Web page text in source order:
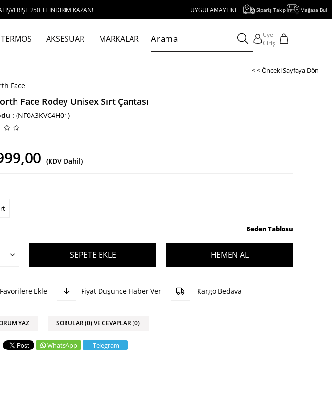
TL İNDİRİM KAZAN! UYGULAMAYI İNDİR, 1000 TL VE ÜZERİ ALIŞVERİŞE 250 TL
Sipariş Takip Mağaza Bul
TERMOS AKSESUAR MARKALAR
Üye
Girişi
< < Önceki Sayfaya Dön
Face
Face Rodey Unisex Sırt Çantası
(NF0A3KVC4H01)
(KDV Dahil)
Beden Tablosu
Favorilere Ekle Fiyat Düşünce Haber Ver Kargo Bedava
YAZ SORULAR (0) VE CEVAPLAR (0)
WhatsApp Telegram